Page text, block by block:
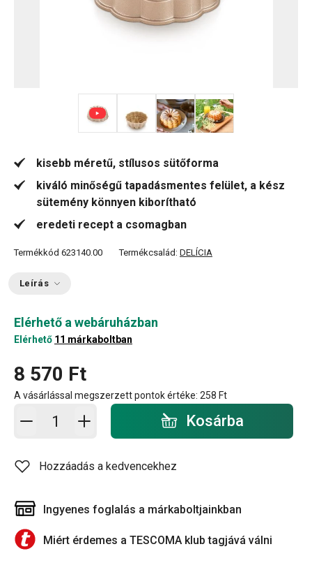
kisebb méretű, stílusos sütőforma
kiváló minőségű tapadásmentes felület, a kész
sütemény könnyen kiborítható
eredeti recept a csomagban
Termékkód 623140.00 Termékcsalád: DELÍCIA
Leírás
Elérhető a webáruházban
Elérhető 11 márkaboltban
8 570 Ft
A vásárlással megszerzett pontok értéke: 258 Ft
Kosárba - mennyiség Kosárba
Hozzáadás a kedvencekhez
Ingyenes foglalás a márkaboltjainkban
Miért érdemes a TESCOMA klub tagjává válni